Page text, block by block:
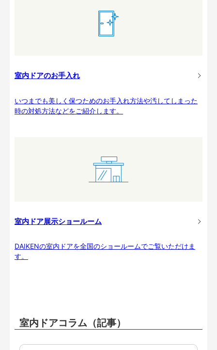
室内ドアのお手入れ
いつまでも美しく保つためのお手入れ方法や汚してしまった
時の対処方法などをご紹介します。
室内ドア展示ショールーム
DAIKENの室内ドアを全国のショールームでご覧いただけま
す。
室内ドアコラム（記事）